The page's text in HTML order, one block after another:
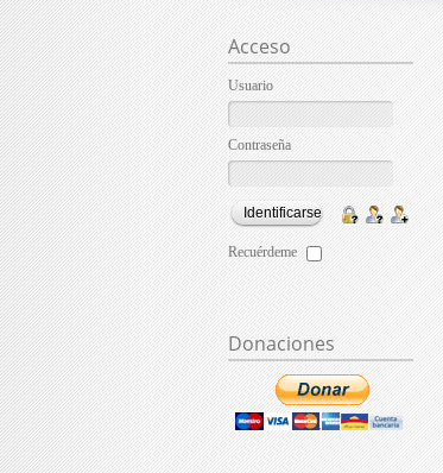
Acceso
Usuario
Contraseña
Recuérdeme
Donaciones